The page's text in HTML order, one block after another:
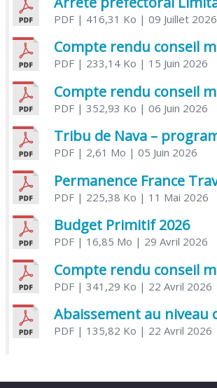
PDF| 416,31 Ko | 09 Juillet 2026
PDF| 233,14 Ko | 15 Juin 2026
PDF| 352,93 Ko | 06 Juin 2026
PDF| 2,61 Mo | 05 Juin 2026
PDF| 225,38 Ko | 11 Mai 2026
Budget Primitif 2026
PDF| 16,85 Mo | 29 Avril 2026
PDF| 341,29 Ko | 22 Avril 2026
PDF| 135,82 Ko | 22 Avril 2026